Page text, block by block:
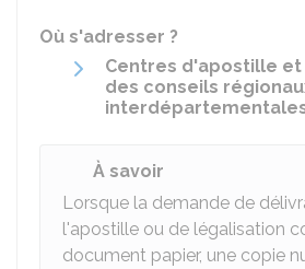
Où s'adresser ?
Centres d'apostille
des conseils
À savoir
Lorsque la demande de
l'apostille ou de légalisation
document papier, une copie